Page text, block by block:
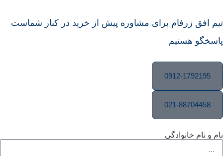
برای مشاوره پیش از خرید در کنار شماست
0912-
021-